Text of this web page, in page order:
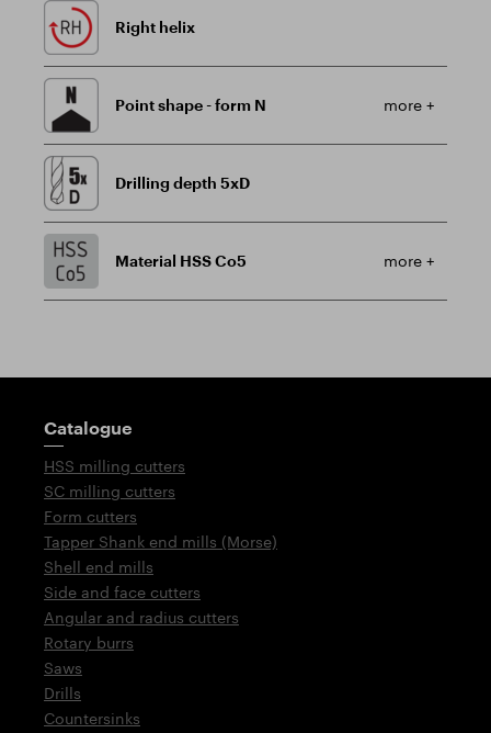
Right helix
Point shape - form N more +
Drilling depth 5xD
Material HSS Co5 more +
Guidepost
Catalogue
HSS milling cutters
SC milling cutters
Form cutters
Tapper Shank end mills (Morse)
Shell end mills
Side and face cutters
Angular and radius cutters
Rotary burrs
Saws
Drills
Countersinks